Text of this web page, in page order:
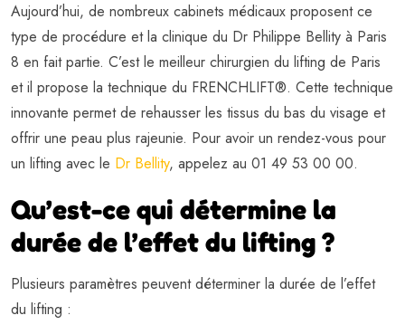
Aujourd’hui, de nombreux cabinets médicaux proposent ce
type de procédure et la clinique du Dr Philippe Bellity à Paris
8 en fait partie. C’est le meilleur chirurgien du lifting de Paris
et il propose la technique du FRENCHLIFT®. Cette technique
innovante permet de rehausser les tissus du bas du visage et
offrir une peau plus rajeunie. Pour avoir un rendez-vous pour
un lifting avec le Dr Bellity, appelez au 01 49 53 00 00.
Qu’est-ce qui détermine la
durée de l’effet du lifting ?
Plusieurs paramètres peuvent déterminer la durée de l’effet
du lifting :